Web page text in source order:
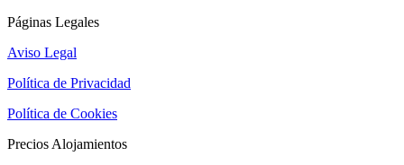
Páginas Legales
Aviso Legal
Política de Privacidad
Política de Cookies
Precios Alojamientos